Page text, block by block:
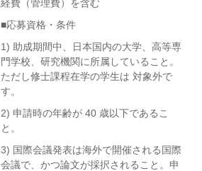
経費（管理費）を含む
■応募資格・条件
1) 助成期間中、日本国内の大学、高等専
門学校、研究機関に所属していること。
ただし修士課程在学の学生は 対象外で
す。
2) 申請時の年齢が 40 歳以下であるこ
と。
3) 国際会議発表は海外で開催される国際
会議で、かつ論文が採択されること。申